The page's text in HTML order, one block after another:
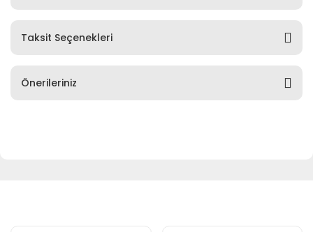
Taksit Seçenekleri
Önerileriniz